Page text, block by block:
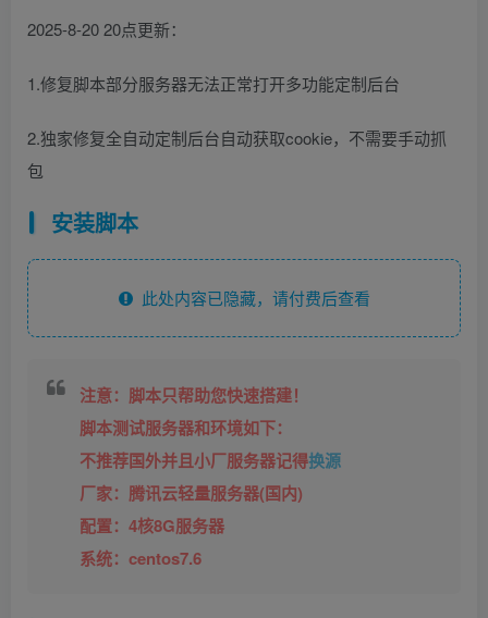
2025-8-20 20点更新：
1.修复脚本部分服务器无法正常打开多功能定制后台
2.独家修复全自动定制后台自动获取cookie，不需要手动抓
包
安装脚本
此处内容已隐藏，请付费后查看
注意：脚本只帮助您快速搭建！
脚本测试服务器和环境如下：
不推荐国外并且小厂服务器记得换源
厂家：腾讯云轻量服务器(国内)
配置：4核8G服务器
系统：centos7.6